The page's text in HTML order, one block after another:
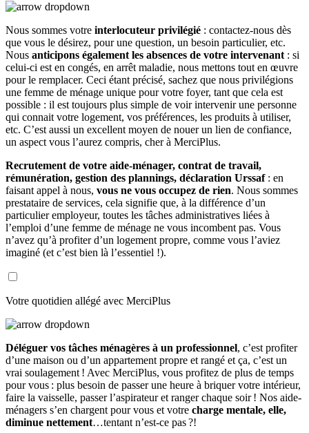
Nous sommes votre interlocuteur privilégié : contactez-nous dès
que vous le désirez, pour une question, un besoin particulier, etc.
Nous anticipons également les absences de votre intervenant : si
celui-ci est en congés, en arrêt maladie, nous mettons tout en œuvre
pour le remplacer. Ceci étant précisé, sachez que nous privilégions
une femme de ménage unique pour votre foyer, tant que cela est
possible : il est toujours plus simple de voir intervenir une personne
qui connait votre logement, vos préférences, les produits à utiliser,
etc. C’est aussi un excellent moyen de nouer un lien de confiance,
un aspect vous l’aurez compris, cher à MerciPlus.
Recrutement de votre aide-ménager, contrat de travail,
rémunération, gestion des plannings, déclaration Urssaf: en
faisant appel à nous, vous ne vous occupez de rien. Nous sommes
prestataire de services, cela signifie que, à la différence d’un
particulier employeur, toutes les tâches administratives liées à
l’emploi d’une femme de ménage ne vous incombent pas. Vous
n’avez qu’à profiter d’un logement propre, comme vous l’aviez
imaginé (et c’est bien là l’essentiel !).
Votre quotidien allégé avec MerciPlus
Déléguer vos tâches ménagères à un professionnel, c’est profiter
d’une maison ou d’un appartement propre et rangé et ça, c’est un
vrai soulagement ! Avec MerciPlus, vous profitez de plus de temps
pour vous : plus besoin de passer une heure à briquer votre intérieur,
faire la vaisselle, passer l’aspirateur et ranger chaque soir ! Nos aide-
ménagers s’en chargent pour vous et votre charge mentale, elle,
diminue nettement…tentant n’est-ce pas ?!